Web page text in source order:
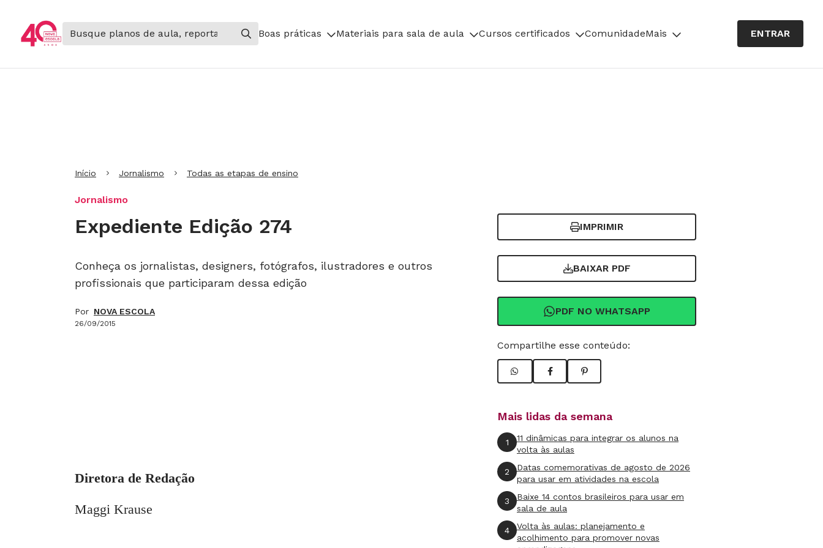
Boas práticas Materiais para sala de aula Cursos certificados ComunidadeMais ENTRAR
Início Jornalismo Todas as etapas de ensino
Jornalismo
Expediente Edição 274
Conheça os jornalistas, designers, fotógrafos, ilustradores e outros
profissionais que participaram dessa edição
Por NOVA ESCOLA
26/09/2015
IMPRIMIR
BAIXAR PDF
PDF NO WHATSAPP
Compartilhe esse conteúdo:
Diretora de Redação
Maggi Krause
Mais lidas da semana
1
11 dinâmicas para integrar os alunos na
volta às aulas
2
Datas comemorativas de agosto de 2026
para usar em atividades na escola
3
Baixe 14 contos brasileiros para usar em
sala de aula
4
Volta às aulas: planejamento e
acolhimento para promover novas